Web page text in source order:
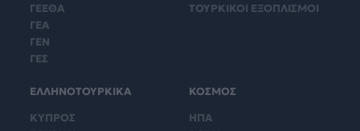
ΓΕΕΘΑ
ΓΕΑ
ΓΕΝ
ΓΕΣ
ΤΟΥΡΚΙΚΟΙ ΕΞΟΠΛΙΣΜΟΙ
ΕΛΛΗΝΟΤΟΥΡΚΙΚΑ
ΚΥΠΡΟΣ
ΚΟΣΜΟΣ
ΗΠΑ